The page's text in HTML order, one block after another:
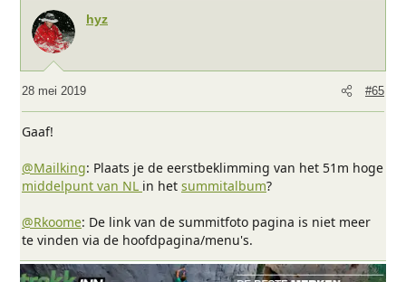
hyz
28 mei 2019 #65
Gaaf!
@Mailking: Plaats je de eerstbeklimming van het 51m hoge
middelpunt van NL in het summitalbum?
@Rkoome: De link van de summitfoto pagina is niet meer
te vinden via de hoofdpagina/menu's.